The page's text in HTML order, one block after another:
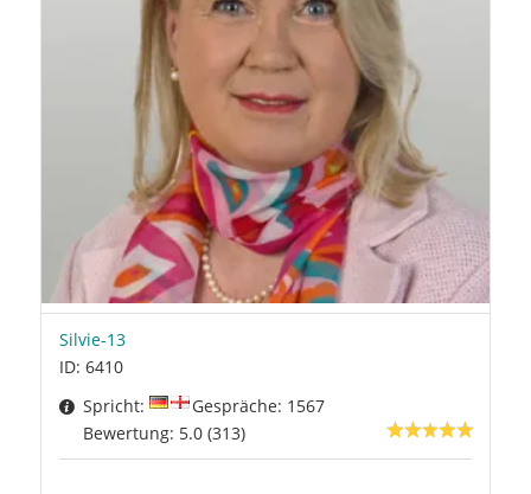
Silvie-13
ID: 6410
Spricht:
Gespräche: 1567
Bewertung: 5.0 (313)